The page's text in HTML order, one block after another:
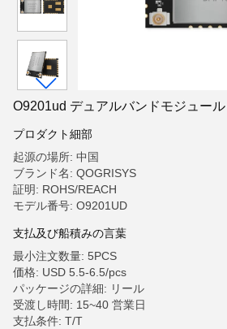
O9201ud デュアルバンドモジュール
プロダクト細部
起源の場所: 中国
ブランド名: QOGRISYS
証明: ROHS/REACH
モデル番号: O9201UD
支払及び船積みの言葉
最小注文数量: 5PCS
価格: USD 5.5-6.5/pcs
パッケージの詳細: リール
受渡し時間: 15~40 営業日
支払条件: T/T